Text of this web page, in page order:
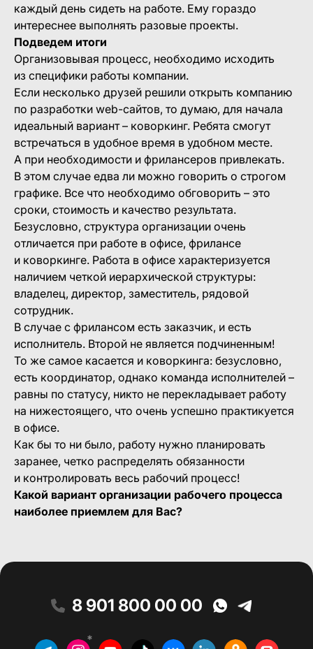
каждый день сидеть на работе. Ему гораздо
интереснее выполнять разовые проекты.
Подведем итоги
Организовывая процесс, необходимо исходить
из специфики работы компании.
Если несколько друзей решили открыть компанию
по разработки web-сайтов, то думаю, для начала
идеальный вариант – коворкинг. Ребята смогут
встречаться в удобное время в удобном месте.
А при необходимости и фрилансеров привлекать.
В этом случае едва ли можно говорить о строгом
графике. Все что необходимо обговорить – это
сроки, стоимость и качество результата.
Безусловно, структура организации очень
отличается при работе в офисе, фрилансе
и коворкинге. Работа в офисе характеризуется
наличием четкой иерархической структуры:
владелец, директор, заместитель, рядовой
сотрудник.
В случае с фрилансом есть заказчик, и есть
исполнитель. Второй не является подчиненным!
То же самое касается и коворкинга: безусловно,
есть координатор, однако команда исполнителей –
равны по статусу, никто не перекладывает работу
на нижестоящего, что очень успешно практикуется
в офисе.
Как бы то ни было, работу нужно планировать
заранее, четко распределять обязанности
и контролировать весь рабочий процесс!
Какой вариант организации рабочего процесса
наиболее приемлем для Вас?
8 901 800 00 00
*